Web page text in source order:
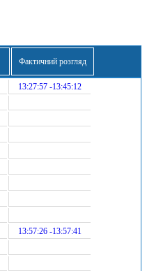
Фактичний розгляд
13:27:57 -13:45:12
13:57:26 -13:57:41